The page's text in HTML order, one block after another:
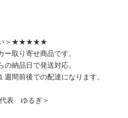
い＞★★★★★
ー取り寄せ商品です。
の納品日で発送対応。
週間前後での配達になります。
表 ゆるぎ＞